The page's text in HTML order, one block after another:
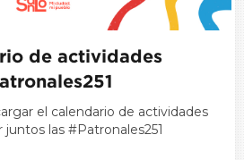
de actividades
el calendario de actividades
juntos las #Patronales251